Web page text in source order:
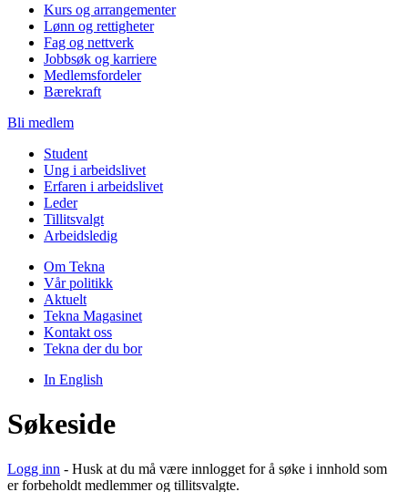
Kurs og arrangementer
Lønn og rettigheter
Fag og nettverk
Jobbsøk og karriere
Medlemsfordeler
Bærekraft
Bli medlem
Student
Ung i arbeidslivet
Erfaren i arbeidslivet
Leder
Tillitsvalgt
Arbeidsledig
Om Tekna
Vår politikk
Aktuelt
Tekna Magasinet
Kontakt oss
Tekna der du bor
In English
Søkeside
Logg inn - Husk at du må være innlogget for å søke i innhold som
er forbeholdt medlemmer og tillitsvalgte.